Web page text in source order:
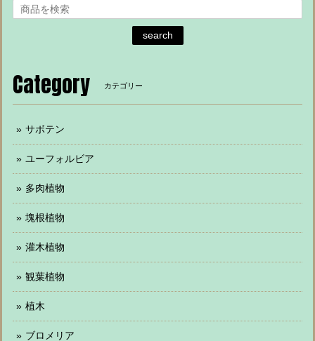
search
Category カテゴリー
サボテン
ユーフォルビア
多肉植物
塊根植物
灌木植物
観葉植物
植木
ブロメリア